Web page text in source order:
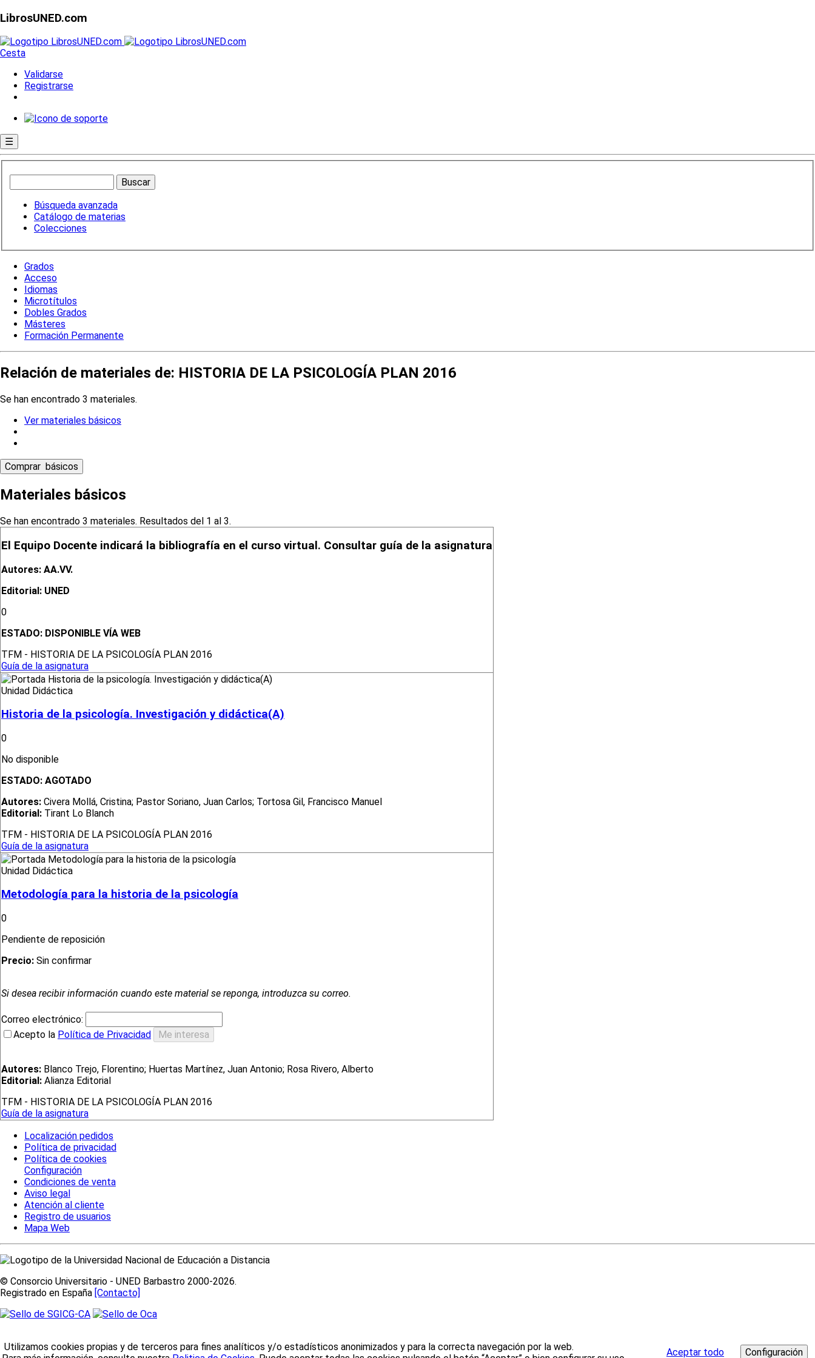
LibrosUNED.com
Cesta
Validarse
Registrarse
☰
Búsqueda avanzada
Catálogo de materias
Colecciones
Grados
Acceso
Idiomas
Microtítulos
Dobles Grados
Másteres
Formación Permanente
Relación de materiales de: HISTORIA DE LA PSICOLOGÍA PLAN 2016
Se han encontrado 3 materiales.
Ver materiales básicos
Materiales básicos
Se han encontrado 3 materiales. Resultados del 1 al 3.
El Equipo Docente indicará la bibliografía en el curso virtual. Consultar guía de la asignatura
Autores: AA.VV.
Editorial: UNED
0
ESTADO: DISPONIBLE VÍA WEB
TFM - HISTORIA DE LA PSICOLOGÍA PLAN 2016
Guía de la asignatura
Unidad Didáctica
Historia de la psicología. Investigación y didáctica(A)
0
No disponible
ESTADO: AGOTADO
Autores: Civera Mollá, Cristina; Pastor Soriano, Juan Carlos; Tortosa Gil, Francisco Manuel
Editorial: Tirant Lo Blanch
TFM - HISTORIA DE LA PSICOLOGÍA PLAN 2016
Guía de la asignatura
Unidad Didáctica
Metodología para la historia de la psicología
0
Pendiente de reposición
Precio: Sin confirmar
Si desea recibir información cuando este material se reponga, introduzca su correo.
Correo electrónico:
Acepto la Política de Privacidad
Autores: Blanco Trejo, Florentino; Huertas Martínez, Juan Antonio; Rosa Rivero, Alberto
Editorial: Alianza Editorial
TFM - HISTORIA DE LA PSICOLOGÍA PLAN 2016
Guía de la asignatura
Localización pedidos
Política de privacidad
Política de cookies
Configuración
Condiciones de venta
Aviso legal
Atención al cliente
Registro de usuarios
Mapa Web
© Consorcio Universitario - UNED Barbastro 2000-2026.
Registrado en España [Contacto]
Utilizamos cookies propias y de terceros para fines analíticos y/o estadísticos anonimizados y para la correcta navegación por la web.
Aceptar todo